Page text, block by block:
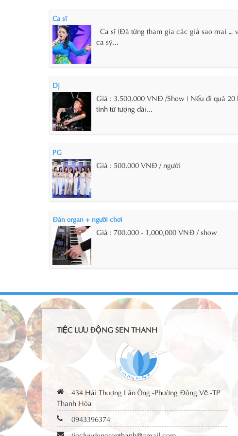
Ca sĩ
Ca sĩ (Đã từng tham gia các giả sao mai …
ca sỹ...
Dj
Giá : 3.500.000 VNĐ /Show ( Nếu đi quá 20
tính từ tượng đài...
PG
Giá : 500.000 VNĐ / người
Đàn organ + người chơi
Giá : 700.000 - 1,000,000 VNĐ / show
TIỆC LƯU ĐỘNG SEN THANH
434 Hải Thượng Lãn Ông -Phường Đông Vệ -TP
Thanh Hóa
0943396374